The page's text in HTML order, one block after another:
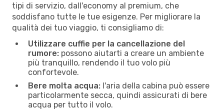
tipi di servizio, dall'economy al premium, che
soddisfano tutte le tue esigenze. Per migliorare la
qualità dei tuo viaggio, ti consigliamo di:
Utilizzare cuffie per la cancellazione del
rumore: possono aiutarti a creare un ambiente
più tranquillo, rendendo il tuo volo più
confortevole.
Bere molta acqua: l'aria della cabina può essere
particolarmente secca, quindi assicurati di bere
acqua per tutto il volo.